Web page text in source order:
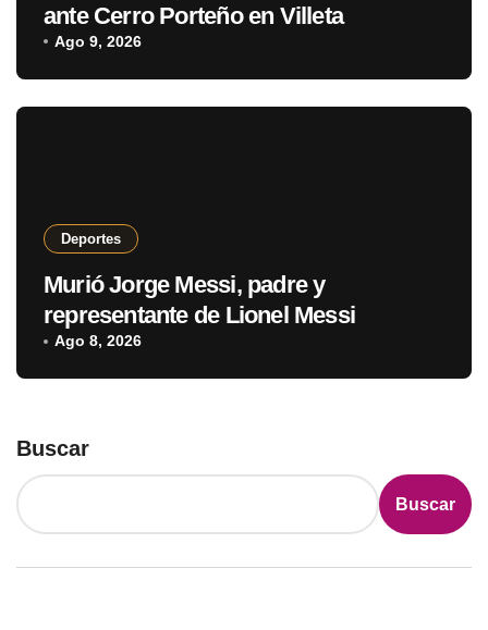
ante Cerro Porteño en Villeta
Ago 9, 2026
Deportes
Murió Jorge Messi, padre y
representante de Lionel Messi
Ago 8, 2026
Buscar
Buscar